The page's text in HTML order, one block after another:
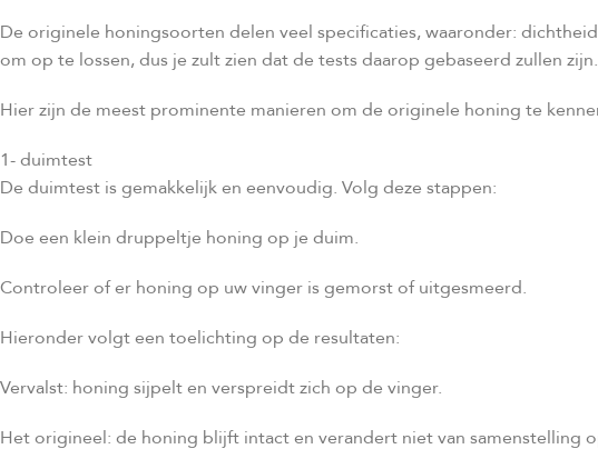
De originele honingsoorten delen veel specificaties, waaronder:
om op te lossen, dus je zult zien dat de tests daarop gebaseerd zullen zijn.
Hier zijn de meest prominente manieren om de originele honing te
1- duimtest
De duimtest is gemakkelijk en eenvoudig. Volg deze stappen:
Doe een klein druppeltje honing op je duim.
Controleer of er honing op uw vinger is gemorst of uitgesmeerd.
Hieronder volgt een toelichting op de resultaten:
Vervalst: honing sijpelt en verspreidt zich op de vinger.
Het origineel: de honing blijft intact en verandert niet van samenstelling